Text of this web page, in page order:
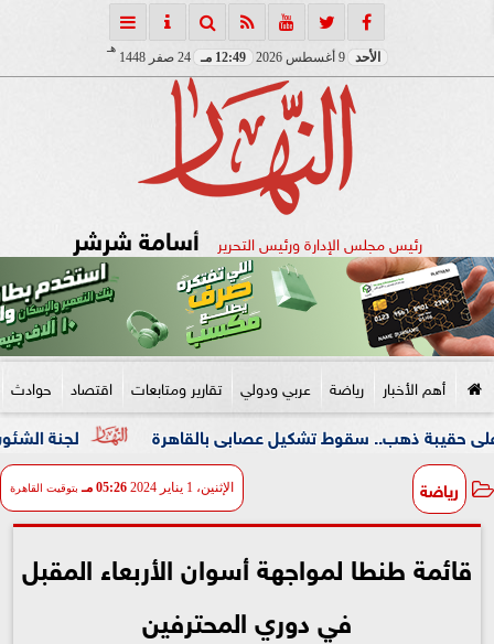
الأحد 12:49 مـ 24 صفر 1448
هـ
رئيس مجلس الإدارة ورئيس التحرير أسامة شرشر
أهم الأخبار رياضة عربي ودولي تقارير ومتابعات اقتصاد حوادث
لجنة الشئون العربية سقوط تشكيل عصابى بالقاهرة
رياضة الإثنين، 1 يناير 2024 05:26 مـ بتوقيت القاهرة
قائمة طنطا لمواجهة أسوان الأربعاء المقبل
في دوري المحترفين